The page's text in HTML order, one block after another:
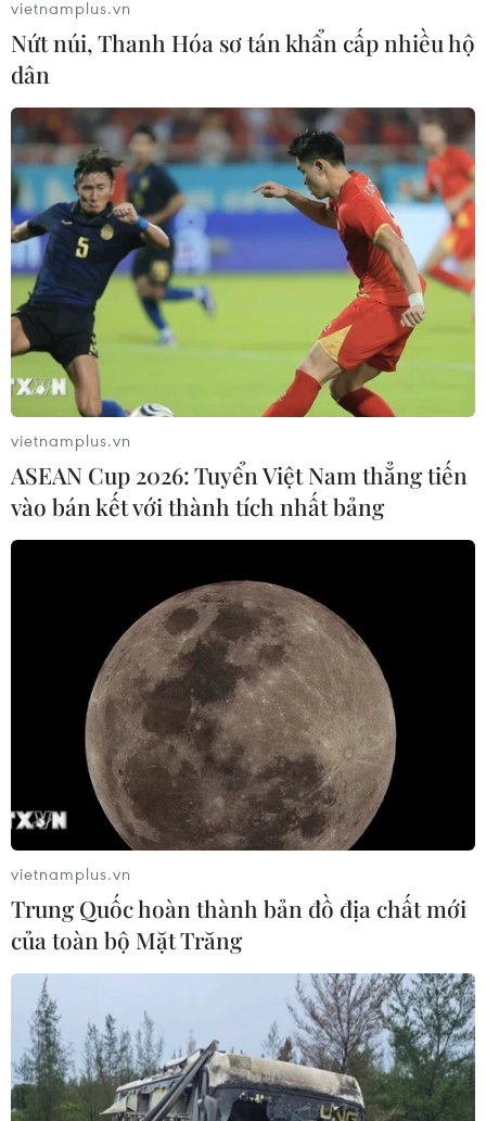
vietnamplus.vn
Nứt núi, Thanh Hóa sơ tán khẩn cấp nhiều hộ
dân
vietnamplus.vn
ASEAN Cup 2026: Tuyển Việt Nam thẳng tiến
vào bán kết với thành tích nhất bảng
vietnamplus.vn
Trung Quốc hoàn thành bản đồ địa chất mới
của toàn bộ Mặt Trăng